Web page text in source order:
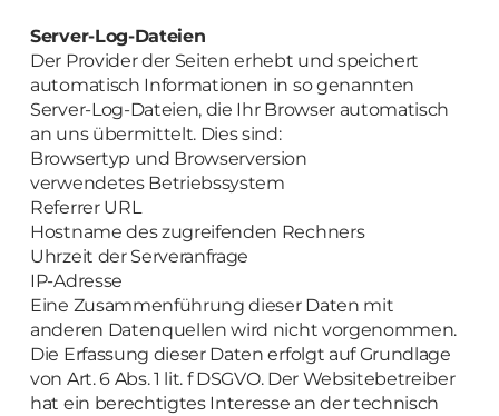
Server-Log-Dateien
Der Provider der Seiten erhebt und speichert
automatisch Informationen in so genannten
Server-Log-Dateien, die Ihr Browser automatisch
an uns übermittelt. Dies sind:
Browsertyp und Browserversion
verwendetes Betriebssystem
Referrer URL
Hostname des zugreifenden Rechners
Uhrzeit der Serveranfrage
IP-Adresse
Eine Zusammenführung dieser Daten mit
anderen Datenquellen wird nicht vorgenommen.
Die Erfassung dieser Daten erfolgt auf Grundlage
von Art. 6 Abs. 1 lit. f DSGVO. Der Websitebetreiber
hat ein berechtigtes Interesse an der technisch